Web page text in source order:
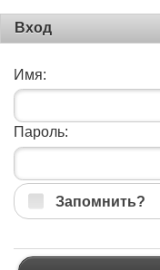
Вход
Имя:
Пароль:
Запомнить?